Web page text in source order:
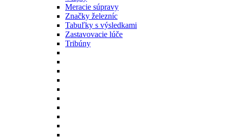
Meracie súpravy
Značky železníc
Tabuľky s výsledkami
Zastavovacie lúče
Tribúny